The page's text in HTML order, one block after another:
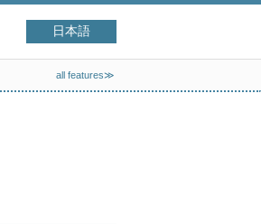
日本語
all features≫